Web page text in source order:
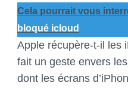
Cela pourrait vous
bloqué icloud
Apple récupère-t-il les
fait un geste envers
dont les écrans